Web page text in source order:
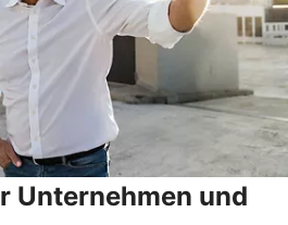
Unternehmen und